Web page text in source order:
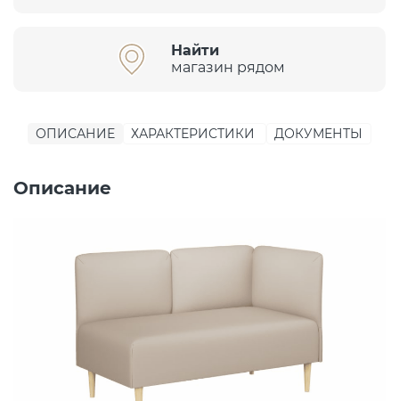
Найти
магазин рядом
ОПИСАНИЕ ХАРАКТЕРИСТИКИ ДОКУМЕНТЫ
Описание